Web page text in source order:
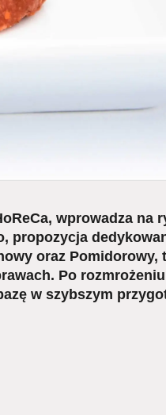
wprowadza na
propozycja
oraz Pomidorowy,
Po
w szybszym